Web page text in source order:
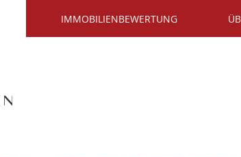
IMMOBILIENBEWERTUNG